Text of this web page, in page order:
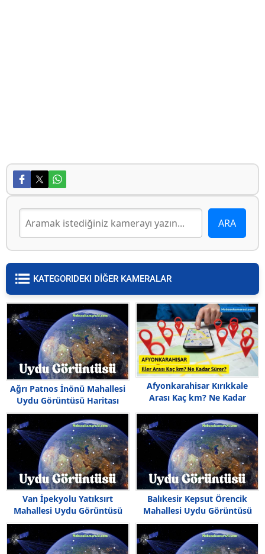
KATEGORIDEKI DİĞER KAMERALAR
Ağrı Patnos İnönü Mahallesi
Uydu Görüntüsü Haritası
Afyonkarahisar Kırıkkale
Arası Kaç km? Ne Kadar
Van İpekyolu Yatıksırt
Mahallesi Uydu Görüntüsü
Haritası
Balıkesir Kepsut Örencik
Mahallesi Uydu Görüntüsü